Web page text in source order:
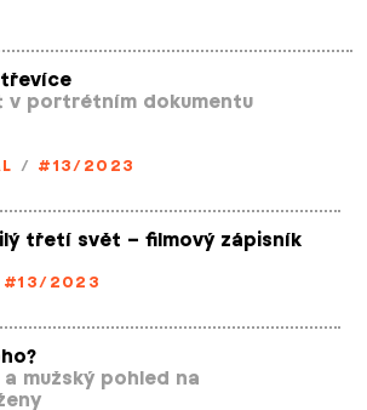
v portrétním dokumentu
/ #13/2023
třetí svět – filmový zápisník
#13/2023
mužský pohled na